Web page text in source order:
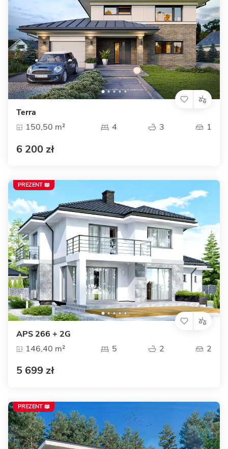
Terra
150,50 m²
4 3 1
6 200 zł
APS 266 + 2G
146,40 m²
5 2 2
5 699 zł
PREZENT 📖
PREZENT 📖